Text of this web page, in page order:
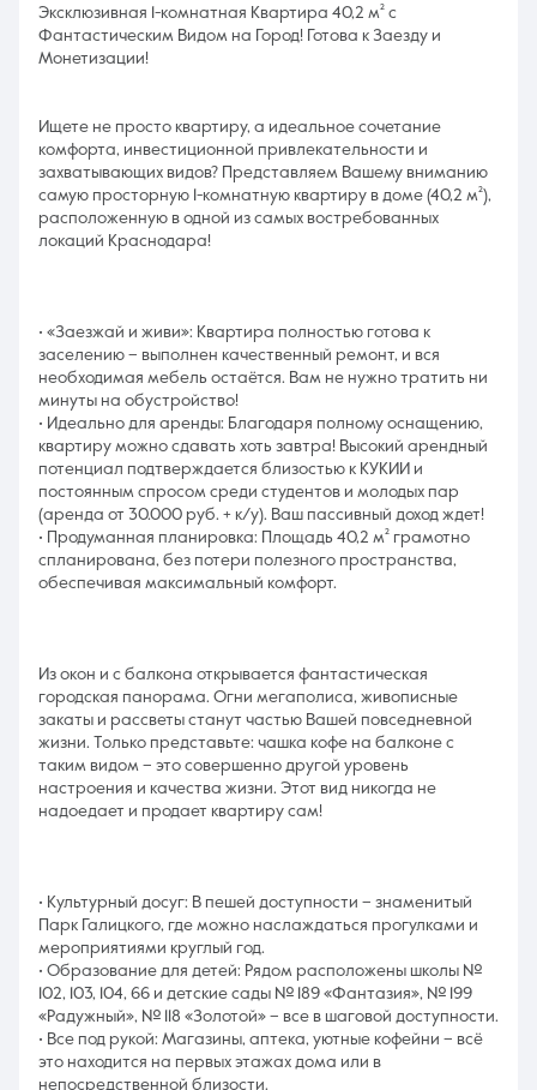
Эксклюзивная 1-комнатная Квартира 40,2 м² с
Фантастическим Видом на Город! Готова к Заезду и
Монетизации!
Ищете не просто квартиру, а идеальное сочетание
комфорта, инвестиционной привлекательности и
захватывающих видов? Представляем Вашему вниманию
самую просторную 1-комнатную квартиру в доме (40,2 м²),
расположенную в одной из самых востребованных
локаций Краснодара!
• «Заезжай и живи»: Квартира полностью готова к
заселению – выполнен качественный ремонт, и вся
необходимая мебель остаётся. Вам не нужно тратить ни
минуты на обустройство!
• Идеально для аренды: Благодаря полному оснащению,
квартиру можно сдавать хоть завтра! Высокий арендный
потенциал подтверждается близостью к КУКИИ и
постоянным спросом среди студентов и молодых пар
(аренда от 30.000 руб. + к/у). Ваш пассивный доход ждет!
• Продуманная планировка: Площадь 40,2 м² грамотно
спланирована, без потери полезного пространства,
обеспечивая максимальный комфорт.
Из окон и с балкона открывается фантастическая
городская панорама. Огни мегаполиса, живописные
закаты и рассветы станут частью Вашей повседневной
жизни. Только представьте: чашка кофе на балконе с
таким видом – это совершенно другой уровень
настроения и качества жизни. Этот вид никогда не
надоедает и продает квартиру сам!
• Культурный досуг: В пешей доступности – знаменитый
Парк Галицкого, где можно наслаждаться прогулками и
мероприятиями круглый год.
• Образование для детей: Рядом расположены школы №
102, 103, 104, 66 и детские сады № 189 «Фантазия», № 199
«Радужный», № 118 «Золотой» – все в шаговой доступности.
• Все под рукой: Магазины, аптека, уютные кофейни – всё
это находится на первых этажах дома или в
непосредственной близости.